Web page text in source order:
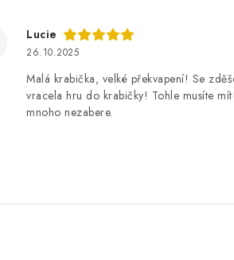
Lucie
26.10.2025
Malá krabička, velké překvapení! Se
vracela hru do krabičky! Tohle musíte
mnoho nezabere.